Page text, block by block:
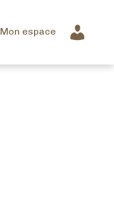
Mon espace